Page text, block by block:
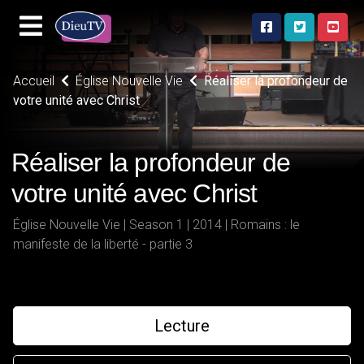
Accueil Église Nouvelle Vie
Réaliser la profondeur de
votre unité avec Christ
Réaliser la profondeur de
votre unité avec Christ
Église Nouvelle Vie | Season 1 | 2014 | Romains : le
manifeste de la liberté - partie 3
Lecture